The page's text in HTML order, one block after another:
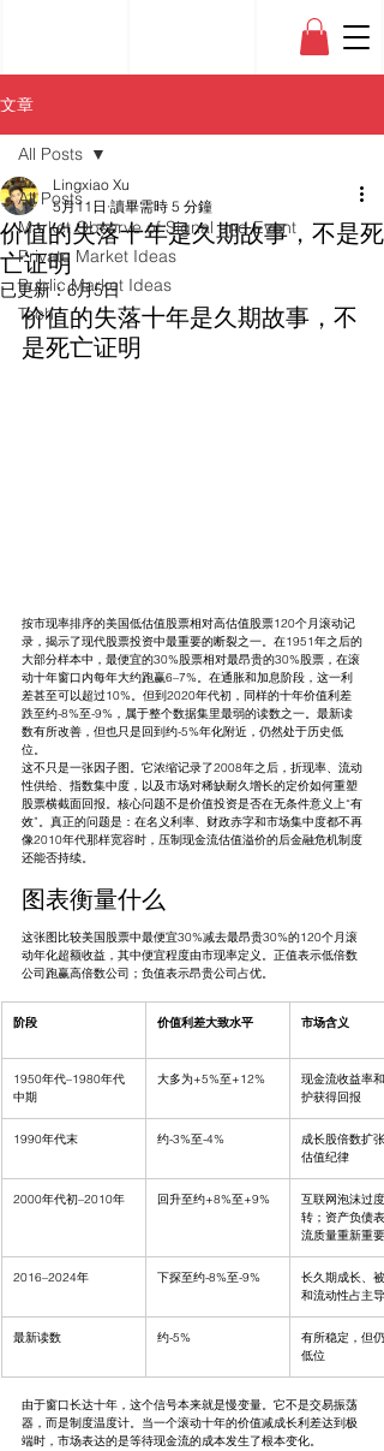
文章
All Posts
Market Observe of Signal and Event
Private Market Ideas
Public Market Ideas
Tech
All Posts
价值的失落十年是久期故事，不是死
亡证明
Lingxiao Xu
5月11日 讀畢需時 5 分鐘
已更新：6月5日
价值的失落十年是久期故事，不
是死亡证明
按市现率排序的美国低估值股票相对高估值股票120个月滚动记
录，揭示了现代股票投资中最重要的断裂之一。在1951年之后的
大部分样本中，最便宜的30%股票相对最昂贵的30%股票，在滚
动十年窗口内每年大约跑赢6–7%。在通胀和加息阶段，这一利
差甚至可以超过10%。但到2020年代初，同样的十年价值利差
跌至约-8%至-9%，属于整个数据集里最弱的读数之一。最新读
数有所改善，但也只是回到约-5%年化附近，仍然处于历史低
位。
这不只是一张因子图。它浓缩记录了2008年之后，折现率、流动
性供给、指数集中度，以及市场对稀缺耐久增长的定价如何重塑
股票横截面回报。核心问题不是价值投资是否在无条件意义上“有
效”。真正的问题是：在名义利率、财政赤字和市场集中度都不再
像2010年代那样宽容时，压制现金流估值溢价的后金融危机制度
还能否持续。
图表衡量什么
这张图比较美国股票中最便宜30%减去最昂贵30%的120个月滚
动年化超额收益，其中便宜程度由市现率定义。正值表示低倍数
公司跑赢高倍数公司；负值表示昂贵公司占优。
阶段 价值利差大致水平 市场含义
1950年代–1980年代
中期
大多为+5%至+12%
现金流收益率和
护获得回报
1990年代末 约-3%至-4%
成长股倍数扩张
估值纪律
2000年代初–2010年 回升至约+8%至+9%
互联网泡沫过度
转；资产负债表
流质量重新重要
2016–2024年 下探至约-8%至-9%
长久期成长、被
和流动性占主导
最新读数 约-5%
有所稳定，但仍
低位
由于窗口长达十年，这个信号本来就是慢变量。它不是交易振荡
器，而是制度温度计。当一个滚动十年的价值减成长利差达到极
端时，市场表达的是等待现金流的成本发生了根本变化。